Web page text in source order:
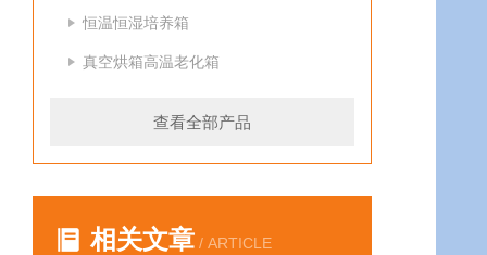
恒温恒湿培养箱
真空烘箱高温老化箱
查看全部产品
相关文章 / ARTICLE